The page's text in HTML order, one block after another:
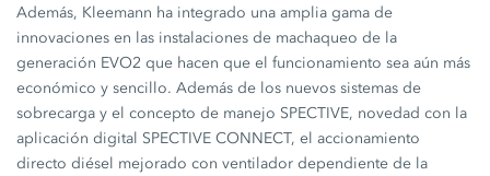
Además, Kleemann ha integrado una amplia gama de
innovaciones en las instalaciones de machaqueo de la
generación EVO2 que hacen que el funcionamiento sea aún más
económico y sencillo. Además de los nuevos sistemas de
sobrecarga y el concepto de manejo SPECTIVE, novedad con la
aplicación digital SPECTIVE CONNECT, el accionamiento
directo diésel mejorado con ventilador dependiente de la